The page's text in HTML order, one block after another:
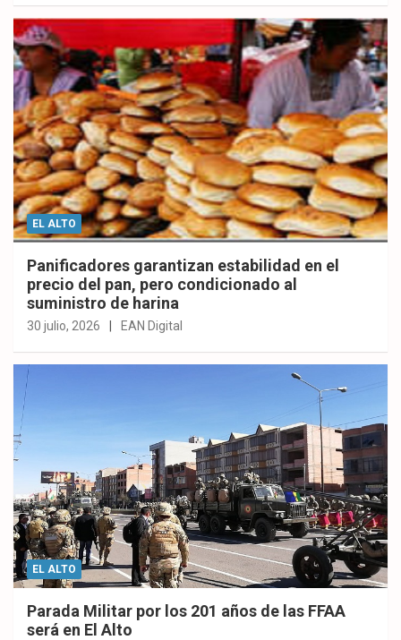
EL ALTO
Panificadores garantizan estabilidad en el
precio del pan, pero condicionado al
suministro de harina
30 julio, 2026 EAN Digital
EL ALTO
Parada Militar por los 201 años de las FFAA
será en El Alto